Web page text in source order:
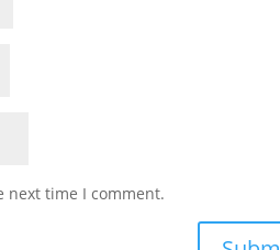
next time I comment.